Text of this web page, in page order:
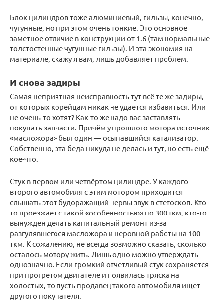
Блок цилиндров тоже алюминиевый, гильзы, конечно,
чугунные, но при этом очень тонкие. Это основное
заметное отличие в конструкции от 1.6 (там нормальные
толстостенные чугунные гильзы). И эта экономия на
материале, скажу я вам, лишь добавляет проблем.
И снова задиры
Самая неприятная неисправность тут всё те же задиры,
от которых корейцам никак не удается избавиться. Или
не очень-то хотят? Как-то же надо вас заставлять
покупать запчасти. Причём у прошлого мотора источник
«масложора» был один — осыпавшийся катализатор.
Собственно, эта беда никуда не делась и тут, но есть ещё
кое-что.
Стук в первом или четвёртом цилиндре. У каждого
второго автомобиля с этим мотором приходится
слышать этот будоражащий нервы звук в стетоскоп. Кто-
то проезжает с такой «особенностью» по 300 ткм, кто-то
вынужден делать капитальный ремонт из-за
разгулявшегося масложора и неровной работы на 100
ткм. К сожалению, не всегда возможно сказать, сколько
осталось мотору жить. Лишь одно можно утверждать
однозначно. Если громкий отчетливый стук сохраняется
при прогретом двигателе и появилась тряска на
холостых, то пусть продавец такого автомобиля ищет
другого покупателя.